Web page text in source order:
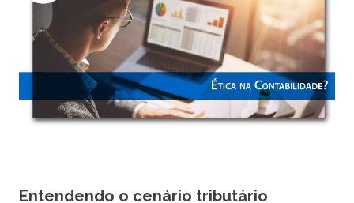
Entendendo o cenário tributário